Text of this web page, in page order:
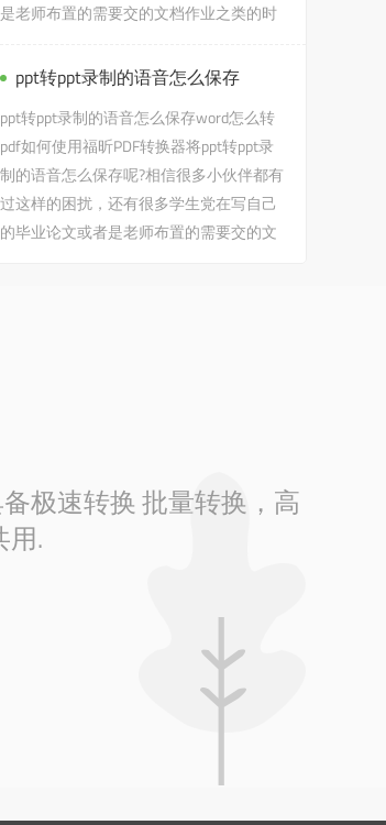
是老师布置的需要交的文档作业之类的时
ppt转ppt录制的语音怎么保存
ppt转ppt录制的语音怎么保存word怎么转
pdf如何使用福昕PDF转换器将ppt转ppt录
制的语音怎么保存呢?相信很多小伙伴都有
过这样的困扰，还有很多学生党在写自己
的毕业论文或者是老师布置的需要交的文
极速转换 批量转换，高
用.